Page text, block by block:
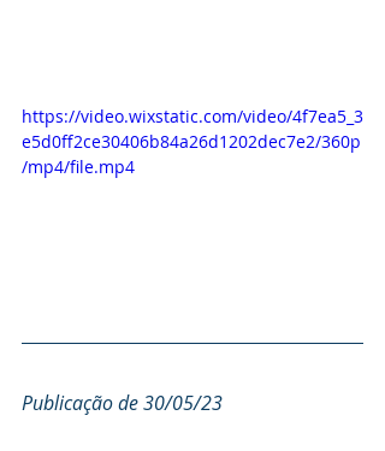
https://video.wixstatic.com/video/4f7ea5_3
e5d0ff2ce30406b84a26d1202dec7e2/360p
/mp4/file.mp4
Publicação de 30/05/23